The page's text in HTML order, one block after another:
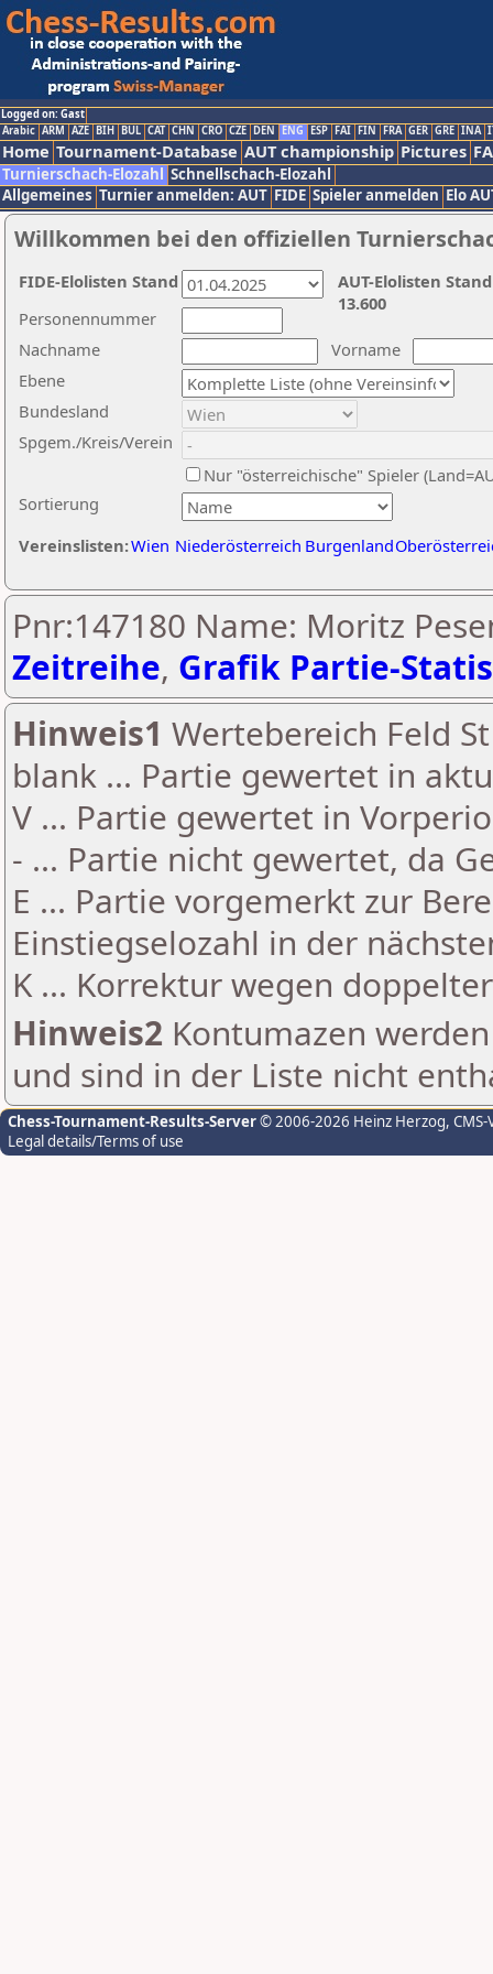
Logged on: Gast
Arabic ARM AZE BIH BUL CAT CHN CRO CZE DEN ENG ESP FAI FIN FRA GER GRE INA
Home Tournament-Database AUT championship Pictures
Turnierschach-Elozahl Schnellschach-Elozahl
Allgemeines Turnier anmelden: AUT FIDE Spieler anmelden Elo
Willkommen bei den offiziellen
Nachname
Vorname
Ebene
Sortierung
Personennummer
Bundesland
Spgem./Kreis/Verein
Nur "österreichische" Spieler
Vereinslisten:Wien Niederösterreich Burgenland
AUT-Elolisten
13.600
FIDE-Elolisten Stand
Pnr:147180 Name: Moritz
Zeitreihe, Grafik Partie-
Hinweis1 Wertebereich Feld
blank ... Partie gewertet in
V ... Partie gewertet in
- ... Partie nicht gewertet, da
E ... Partie vorgemerkt zur
Einstiegselozahl in der
K ... Korrektur wegen
Hinweis2 Kontumazen
und sind in der Liste nicht
Chess-Tournament-Results-Server© 2006-2026 Heinz Herzog,
Legal details/Terms of use